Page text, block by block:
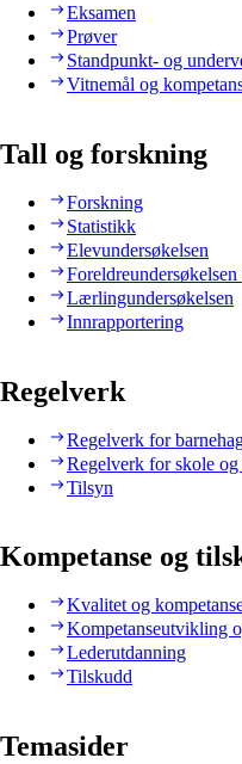
Eksamen
Prøver
Standpunkt- og
Vitnemål og
Tall og forskning
Forskning
Statistikk
Elevundersøkelsen
Foreldreundersøkelsen
Lærlingundersøkelsen
Innrapportering
Regelverk
Regelverk for
Regelverk for skole
Tilsyn
Kompetanse og
Kvalitet og
Kompetanseutvikling
Lederutdanning
Tilskudd
Temasider